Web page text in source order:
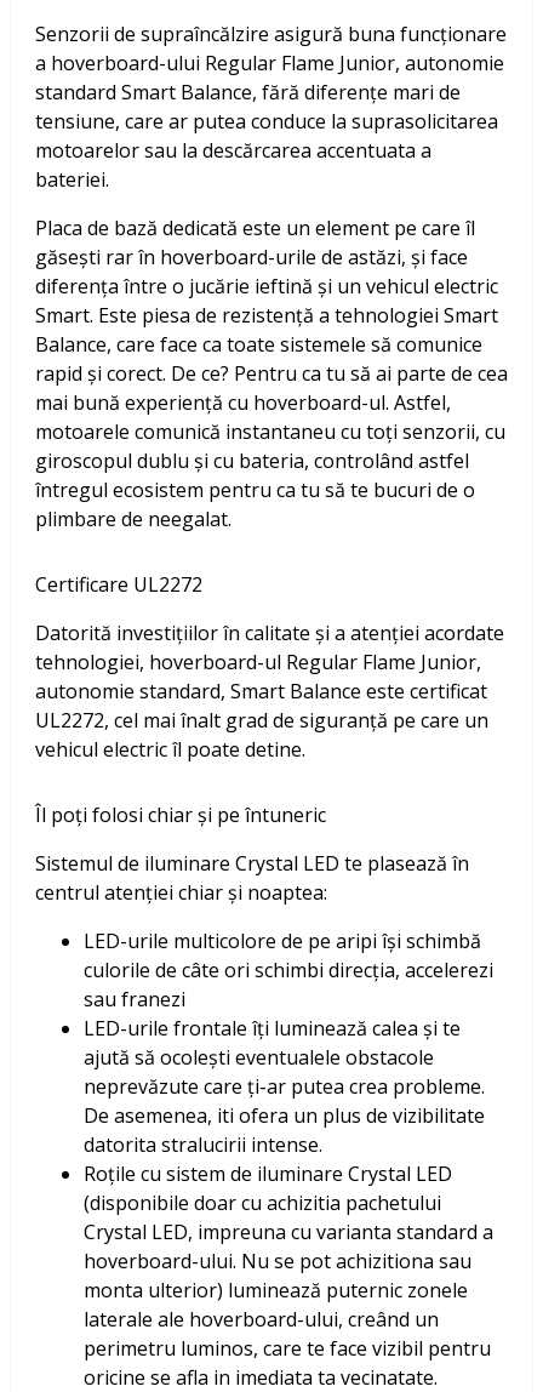
Senzorii de supraîncălzire asigură buna funcționare
a hoverboard-ului Regular Flame Junior, autonomie
standard Smart Balance, fără diferențe mari de
tensiune, care ar putea conduce la suprasolicitarea
motoarelor sau la descărcarea accentuata a
bateriei.
Placa de bază dedicată este un element pe care îl
găsești rar în hoverboard-urile de astăzi, și face
diferența între o jucărie ieftină și un vehicul electric
Smart. Este piesa de rezistență a tehnologiei Smart
Balance, care face ca toate sistemele să comunice
rapid și corect. De ce? Pentru ca tu să ai parte de cea
mai bună experiență cu hoverboard-ul. Astfel,
motoarele comunică instantaneu cu toți senzorii, cu
giroscopul dublu și cu bateria, controlând astfel
întregul ecosistem pentru ca tu să te bucuri de o
plimbare de neegalat.
Certificare UL2272
Datorită investițiilor în calitate și a atenției acordate
tehnologiei, hoverboard-ul Regular Flame Junior,
autonomie standard, Smart Balance este certificat
UL2272, cel mai înalt grad de siguranță pe care un
vehicul electric îl poate detine.
Îl poți folosi chiar și pe întuneric
Sistemul de iluminare Crystal LED te plasează în
centrul atenției chiar și noaptea:
LED-urile multicolore de pe aripi își schimbă
culorile de câte ori schimbi direcția, accelerezi
sau franezi
LED-urile frontale îți luminează calea și te
ajută să ocolești eventualele obstacole
neprevăzute care ți-ar putea crea probleme.
De asemenea, iti ofera un plus de vizibilitate
datorita stralucirii intense.
Roțile cu sistem de iluminare Crystal LED
(disponibile doar cu achizitia pachetului
Crystal LED, impreuna cu varianta standard a
hoverboard-ului. Nu se pot achizitiona sau
monta ulterior) luminează puternic zonele
laterale ale hoverboard-ului, creând un
perimetru luminos, care te face vizibil pentru
oricine se afla in imediata ta vecinatate.